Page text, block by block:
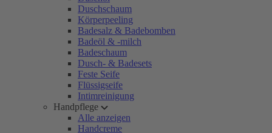
Duschschaum
Körperpeeling
Badesalz & Badebomben
Badeöl & -milch
Badeschaum
Dusch- & Badesets
Feste Seife
Flüssigseife
Intimreinigung
Handpflege
Alle anzeigen
Handcreme